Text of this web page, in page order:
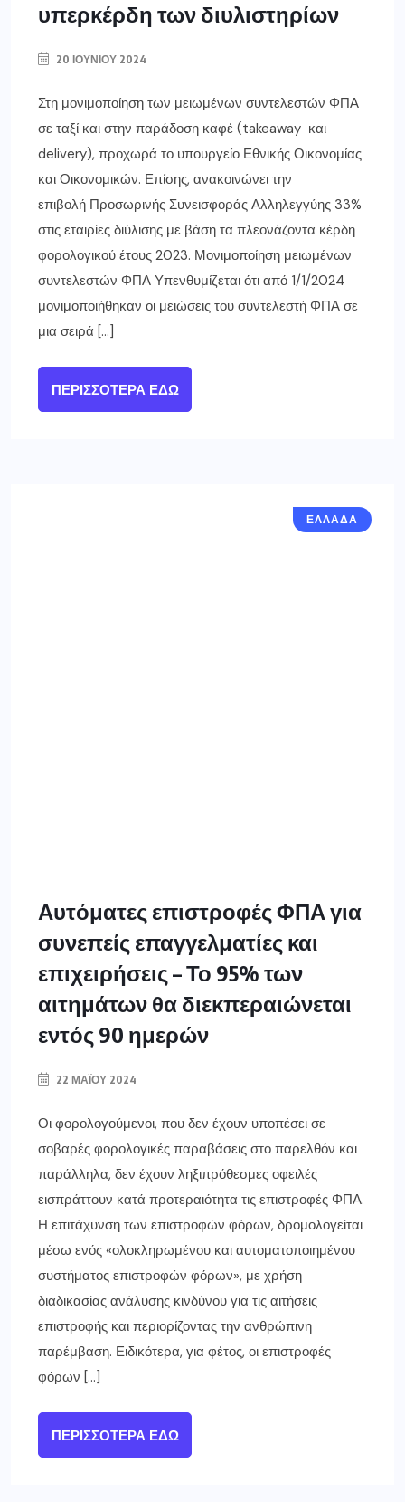
υπερκέρδη των διυλιστηρίων
20 ΙΟΥΝΊΟΥ 2024
Στη μονιμοποίηση των μειωμένων συντελεστών ΦΠΑ
σε ταξί και στην παράδοση καφέ (takeaway και
delivery), προχωρά το υπουργείο Εθνικής Οικονομίας
και Οικονομικών. Επίσης, ανακοινώνει την
επιβολή Προσωρινής Συνεισφοράς Αλληλεγγύης 33%
στις εταιρίες διύλισης με βάση τα πλεονάζοντα κέρδη
φορολογικού έτους 2023. Μονιμοποίηση μειωμένων
συντελεστών ΦΠΑ Υπενθυμίζεται ότι από 1/1/2024
μονιμοποιήθηκαν οι μειώσεις του συντελεστή ΦΠΑ σε
μια σειρά […]
ΠΕΡΙΣΣΌΤΕΡΑ ΕΔΏ
ΕΛΛΑΔΑ
Αυτόματες επιστροφές ΦΠΑ για
συνεπείς επαγγελματίες και
επιχειρήσεις – Το 95% των
αιτημάτων θα διεκπεραιώνεται
εντός 90 ημερών
22 ΜΑΪ́ΟΥ 2024
Οι φορολογούμενοι, που δεν έχουν υποπέσει σε
σοβαρές φορολογικές παραβάσεις στο παρελθόν και
παράλληλα, δεν έχουν ληξιπρόθεσμες οφειλές
εισπράττουν κατά προτεραιότητα τις επιστροφές ΦΠΑ.
Η επιτάχυνση των επιστροφών φόρων, δρομολογείται
μέσω ενός «ολοκληρωμένου και αυτοματοποιημένου
συστήματος επιστροφών φόρων», με χρήση
διαδικασίας ανάλυσης κινδύνου για τις αιτήσεις
επιστροφής και περιορίζοντας την ανθρώπινη
παρέμβαση. Ειδικότερα, για φέτος, οι επιστροφές
φόρων […]
ΠΕΡΙΣΣΌΤΕΡΑ ΕΔΏ